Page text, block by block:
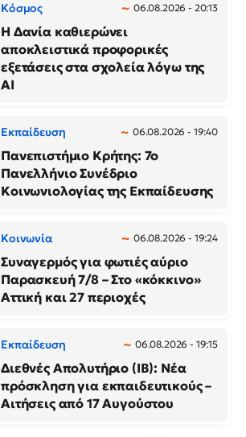
Κόσμος 06.08.2026 - 20:13
Η Δανία καθιερώνει
αποκλειστικά προφορικές
εξετάσεις στα σχολεία λόγω της
AI
Εκπαίδευση 06.08.2026 - 19:40
Πανεπιστήμιο Κρήτης: 7ο
Πανελλήνιο Συνέδριο
Κοινωνιολογίας της Εκπαίδευσης
Κοινωνία 06.08.2026 - 19:24
Συναγερμός για φωτιές αύριο
Παρασκευή 7/8 – Στο «κόκκινο»
Αττική και 27 περιοχές
Εκπαίδευση 06.08.2026 - 19:15
Διεθνές Απολυτήριο (IB): Νέα
πρόσκληση για εκπαιδευτικούς –
Αιτήσεις από 17 Αυγούστου